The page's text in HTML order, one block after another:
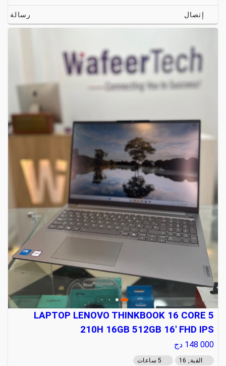
إتصال رسالة
LAPTOP LENOVO THINKBOOK 16 CORE 5
210H 16GB 512GB 16' FHD IPS
148 000 دج
القبة, 16 5 ساعات